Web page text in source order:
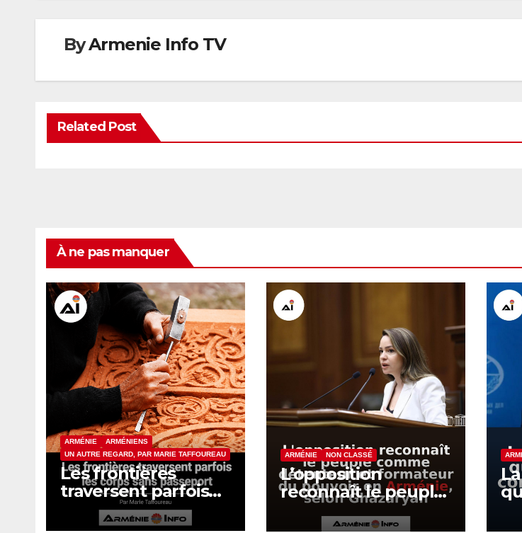
ByArmenie Info TV
Related Post
À ne pas manquer
ARMÉNIE
ARMÉNIENS
UN AUTRE REGARD, PAR MARIE TAFFOUREAU
Les frontières
traversent parfois
les corps sans
passeport
ARMÉNIE NON CLASSÉ
L’opposition
reconnaît le peuple
comme détenteur
et formateur du
et